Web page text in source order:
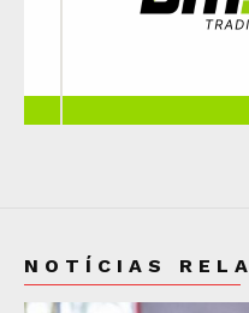
NOTÍCIAS